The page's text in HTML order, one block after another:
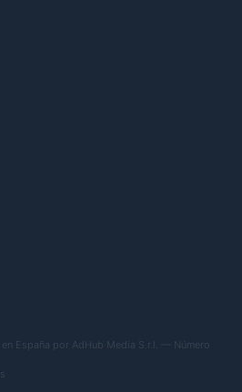
España por AdHub Media S.r.l. — Número